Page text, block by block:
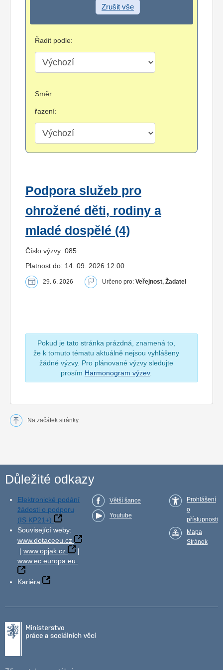
Zrušit vše
Řadit podle:
Směr
řazení:
Podpora služeb pro
ohrožené děti, rodiny a
mladé dospělé (4)
Číslo výzvy: 085
Platnost do: 14. 09. 2026 12:00
29. 6. 2026 Určeno pro: Veřejnost, Žadatel
Pokud je tato stránka prázdná, znamená to,
že k tomuto tématu aktuálně nejsou vyhlášeny
žádné výzvy. Pro plánované výzvy sledujte
prosím Harmonogram výzev.
Na začátek stránky
Důležité odkazy
Elektronické podání
žádosti o podporu
(IS KP21+)
Související weby:
www.dotaceeu.cz
| www.opjak.cz
|
www.ec.europa.eu
Kariéra
Větší šance
Youtube
Prohlášení
o
přístupnosti
Mapa
Stránek